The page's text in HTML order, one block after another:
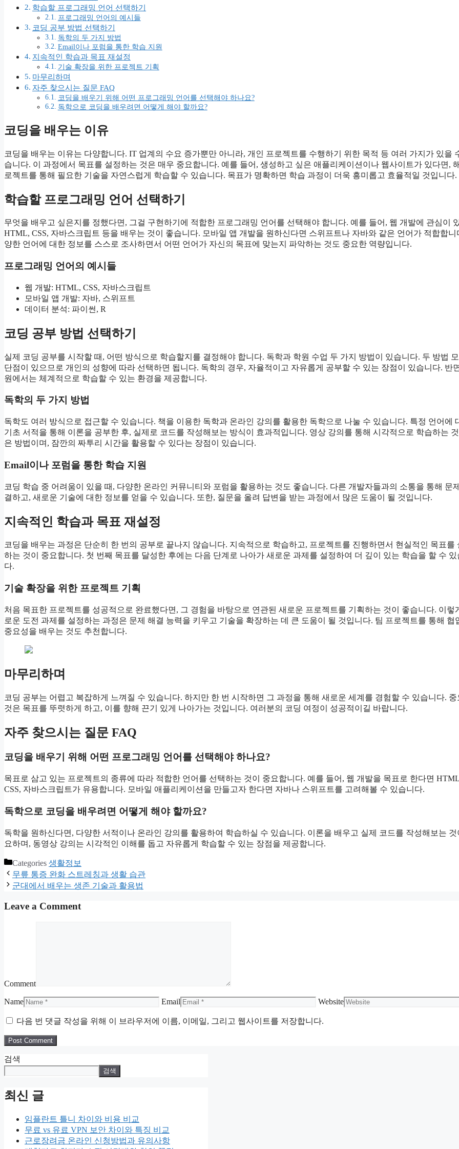
학습할 프로그래밍 언어 선택하기
프로그래밍 언어의 예시들
코딩 공부 방법 선택하기
독학의 두 가지 방법
Email이나 포럼을 통한 학습 지원
지속적인 학습과 목표 재설정
기술 확장을 위한 프로젝트 기획
마무리하며
자주 찾으시는 질문 FAQ
코딩을 배우기 위해 어떤 프로그래밍 언어를 선택해야 하나요?
독학으로 코딩을 배우려면 어떻게 해야 할까요?
코딩을 배우는 이유
코딩을 배우는 이유는 다양합니다. IT 업계의 수요 증가뿐만 아니라, 개인 프로젝트를 수행하기 위한 목적 등 여러 가지가 있을
습니다. 이 과정에서 목표를 설정하는 것은 매우 중요합니다. 예를 들어, 생성하고 싶은 애플리케이션이나 웹사이트가 있다면,
로젝트를 통해 필요한 기술을 자연스럽게 학습할 수 있습니다. 목표가 명확하면 학습 과정이 더욱 흥미롭고 효율적일 것입니다.
학습할 프로그래밍 언어 선택하기
무엇을 배우고 싶은지를 정했다면, 그걸 구현하기에 적합한 프로그래밍 언어를 선택해야 합니다. 예를 들어, 웹 개발에 관심이
HTML, CSS, 자바스크립트 등을 배우는 것이 좋습니다. 모바일 앱 개발을 원하신다면 스위프트나 자바와 같은 언어가 적합합니
양한 언어에 대한 정보를 스스로 조사하면서 어떤 언어가 자신의 목표에 맞는지 파악하는 것도 중요한 역량입니다.
프로그래밍 언어의 예시들
웹 개발: HTML, CSS, 자바스크립트
모바일 앱 개발: 자바, 스위프트
데이터 분석: 파이썬, R
코딩 공부 방법 선택하기
실제 코딩 공부를 시작할 때, 어떤 방식으로 학습할지를 결정해야 합니다. 독학과 학원 수업 두 가지 방법이 있습니다. 두 방법
단점이 있으므로 개인의 성향에 따라 선택하면 됩니다. 독학의 경우, 자율적이고 자유롭게 공부할 수 있는 장점이 있습니다. 반
원에서는 체계적으로 학습할 수 있는 환경을 제공합니다.
독학의 두 가지 방법
독학도 여러 방식으로 접근할 수 있습니다. 책을 이용한 독학과 온라인 강의를 활용한 독학으로 나눌 수 있습니다. 특정 언어에
기초 서적을 통해 이론을 공부한 후, 실제로 코드를 작성해보는 방식이 효과적입니다. 영상 강의를 통해 시각적으로 학습하는
은 방법이며, 잠깐의 짜투리 시간을 활용할 수 있다는 장점이 있습니다.
Email이나 포럼을 통한 학습 지원
코딩 학습 중 어려움이 있을 때, 다양한 온라인 커뮤니티와 포럼을 활용하는 것도 좋습니다. 다른 개발자들과의 소통을 통해 문
결하고, 새로운 기술에 대한 정보를 얻을 수 있습니다. 또한, 질문을 올려 답변을 받는 과정에서 많은 도움이 될 것입니다.
지속적인 학습과 목표 재설정
코딩을 배우는 과정은 단순히 한 번의 공부로 끝나지 않습니다. 지속적으로 학습하고, 프로젝트를 진행하면서 현실적인 목표를
하는 것이 중요합니다. 첫 번째 목표를 달성한 후에는 다음 단계로 나아가 새로운 과제를 설정하여 더 깊이 있는 학습을 할 수 있
다.
기술 확장을 위한 프로젝트 기획
처음 목표한 프로젝트를 성공적으로 완료했다면, 그 경험을 바탕으로 연관된 새로운 프로젝트를 기획하는 것이 좋습니다. 이렇
로운 도전 과제를 설정하는 과정은 문제 해결 능력을 키우고 기술을 확장하는 데 큰 도움이 될 것입니다. 팀 프로젝트를 통해 협
중요성을 배우는 것도 추천합니다.
마무리하며
코딩 공부는 어렵고 복잡하게 느껴질 수 있습니다. 하지만 한 번 시작하면 그 과정을 통해 새로운 세계를 경험할 수 있습니다. 중
것은 목표를 뚜렷하게 하고, 이를 향해 끈기 있게 나아가는 것입니다. 여러분의 코딩 여정이 성공적이길 바랍니다.
자주 찾으시는 질문 FAQ
코딩을 배우기 위해 어떤 프로그래밍 언어를 선택해야 하나요?
목표로 삼고 있는 프로젝트의 종류에 따라 적합한 언어를 선택하는 것이 중요합니다. 예를 들어, 웹 개발을 목표로 한다면
CSS, 자바스크립트가 유용합니다. 모바일 애플리케이션을 만들고자 한다면 자바나 스위프트를 고려해볼 수 있습니다.
독학으로 코딩을 배우려면 어떻게 해야 할까요?
독학을 원하신다면, 다양한 서적이나 온라인 강의를 활용하여 학습하실 수 있습니다. 이론을 배우고 실제 코드를 작성해보는 것
요하며, 동영상 강의는 시각적인 이해를 돕고 자유롭게 학습할 수 있는 장점을 제공합니다.
Categories 생활정보
무릎 통증 완화 스트레칭과 생활 습관
군대에서 배우는 생존 기술과 활용법
Leave a Comment
Comment
Name Email Website
다음 번 댓글 작성을 위해 이 브라우저에 이름, 이메일, 그리고 웹사이트를 저장합니다.
검색
검색
최신 글
임플란트 틀니 차이와 비용 비교
무료 vs 유료 VPN 보안 차이와 특징 비교
근로장려금 온라인 신청방법과 유의사항